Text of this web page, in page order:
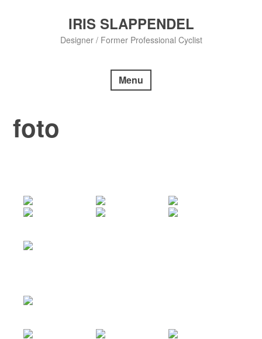
IRIS SLAPPENDEL
Designer / Former Professional Cyclist
Menu
foto